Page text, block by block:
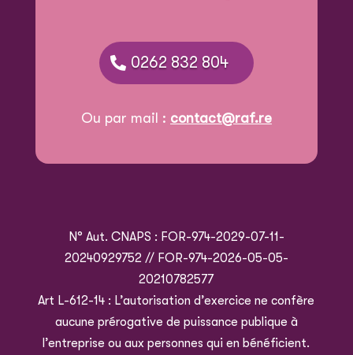
0262 832 804
Ou par mail : contact@raf.re
N° Aut. CNAPS : FOR-974-2029-07-11-
20240929752 // FOR-974-2026-05-05-
20210782577
Art L-612-14 : L’autorisation d’exercice ne confère
aucune prérogative de puissance publique à
l’entreprise ou aux personnes qui en bénéficient.